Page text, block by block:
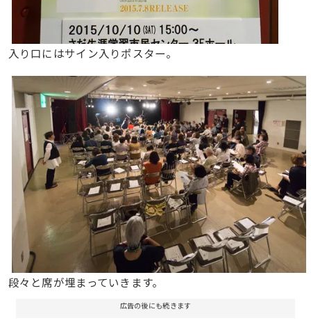
入り口にはサイン入りポスター。
段々と席が埋まっていきます。
広告の後にも続きます